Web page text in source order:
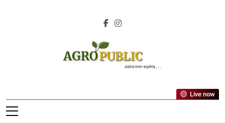
AgroPublic |
Αγροτικά Νέα,
Live now